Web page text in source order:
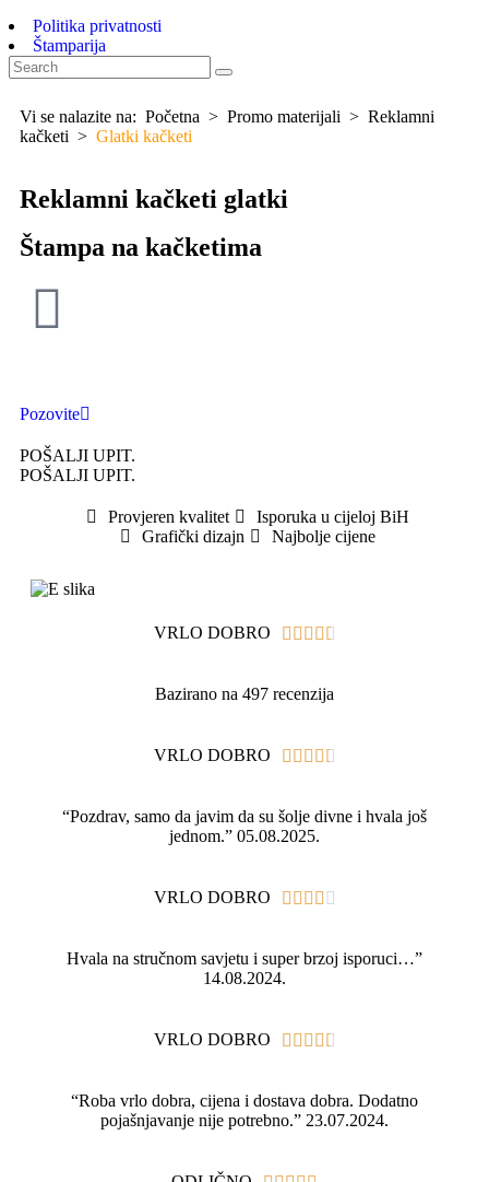
Politika privatnosti
Štamparija
Vi se nalazite na: Početna > Promo materijali > Reklamni
kačketi > Glatki kačketi
Reklamni kačketi glatki
Štampa na kačketima
Pozovite
POŠALJI UPIT.
POŠALJI UPIT.
Provjeren kvalitet
Isporuka u cijeloj BiH
Grafički dizajn
Najbolje cijene
VRLO DOBRO     
Bazirano na 497 recenzija
VRLO DOBRO     
“Pozdrav, samo da javim da su šolje divne i hvala još
jednom.” 05.08.2025.
VRLO DOBRO     
Hvala na stručnom savjetu i super brzoj isporuci…”
14.08.2024.
VRLO DOBRO     
“Roba vrlo dobra, cijena i dostava dobra. Dodatno
pojašnjavanje nije potrebno.” 23.07.2024.